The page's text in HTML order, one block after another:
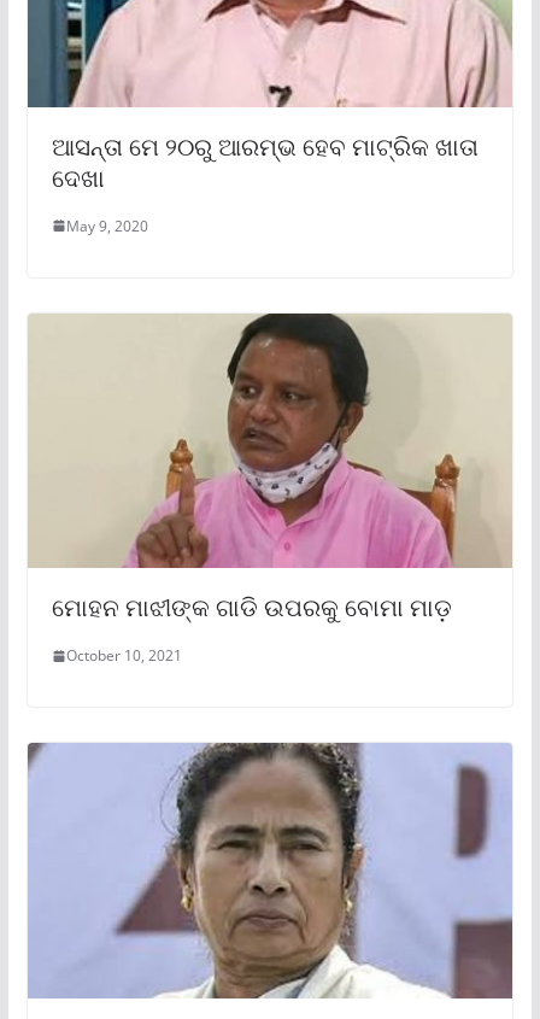
ଆସନ୍ତା ମେ ୨୦ରୁ ଆରମ୍ଭ ହେବ ମାଟ୍ରିକ ଖାତା
ଦେଖା
May 9, 2020
ମୋହନ ମାଝୀଙ୍କ ଗାଡି ଉପରକୁ ବୋମା ମାଡ଼
October 10, 2021